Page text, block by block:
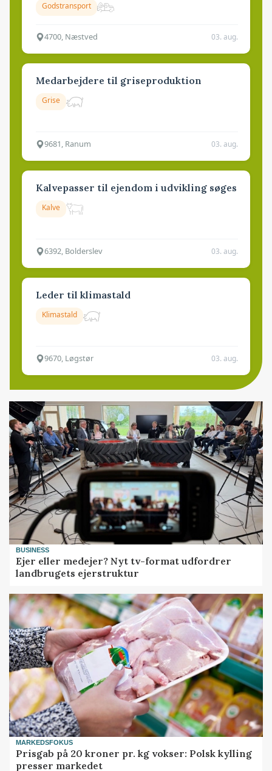
Godstransport
4700, Næstved 03. aug.
Medarbejdere til griseproduktion
Grise
9681, Ranum 03. aug.
Kalvepasser til ejendom i udvikling søges
Kalve
6392, Bolderslev 03. aug.
Leder til klimastald
Klimastald
9670, Løgstør 03. aug.
BUSINESS
Ejer eller medejer? Nyt tv-format udfordrer
landbrugets ejerstruktur
MARKEDSFOKUS
Prisgab på 20 kroner pr. kg vokser: Polsk kylling
presser markedet